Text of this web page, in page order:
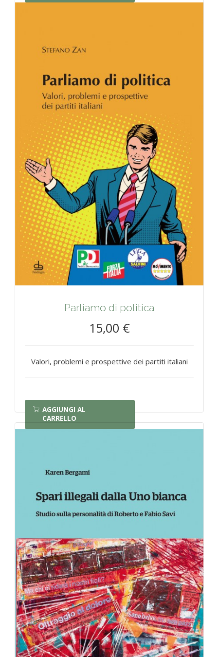
Parliamo di politica
15,00 €
Valori, problemi e prospettive dei partiti italiani
AGGIUNGI AL
CARRELLO